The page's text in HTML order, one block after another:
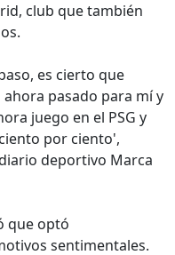
club que también
es cierto que
pasado para mí y
juego en el PSG y
por ciento',
deportivo Marca
que optó
sentimentales.